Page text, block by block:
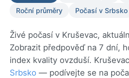
Roční průměry
Počasí v Srbsko
Živé počasí v Kruševac,
Zobrazit předpověď na 7 dní,
index kvality ovzduší.
Srbsko — podívejte se na